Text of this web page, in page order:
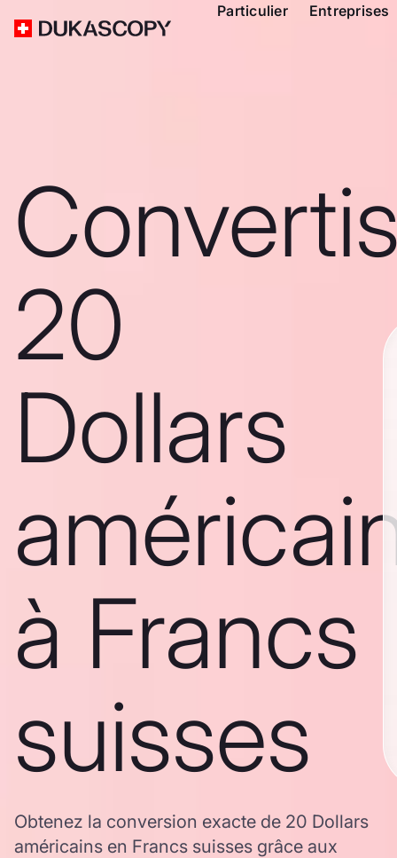
Particulier Entreprises
20
Dollars
à Francs
suisses
Obtenez la conversion exacte de 20 Dollars
américains en Francs suisses grâce aux